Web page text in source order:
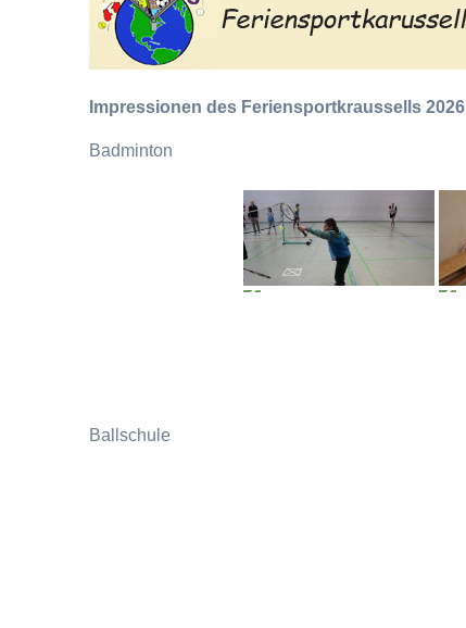
Impressionen des Feriensportkraussells 2026
Badminton
Ballschule